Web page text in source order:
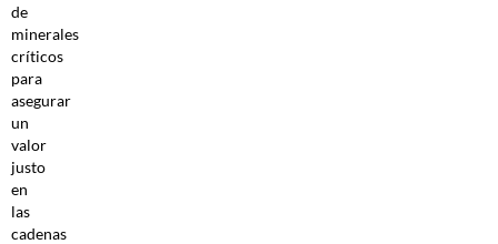
de
minerales
críticos
para
asegurar
un
valor
justo
en
las
cadenas